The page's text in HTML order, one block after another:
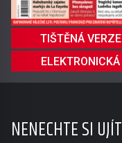
TIŠTĚNÁ VERZE
ELEKTRONICKÁ
NENECHTE SI UJÍT